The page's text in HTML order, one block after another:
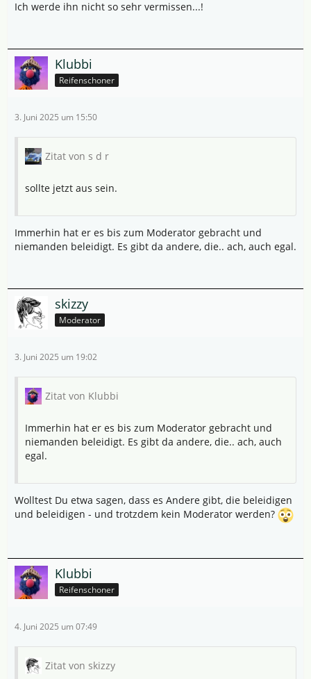
Ich werde ihn nicht so sehr vermissen...!
Klubbi
Reifenschoner
3. Juni 2025 um 15:50
Zitat von s d r
sollte jetzt aus sein.
Immerhin hat er es bis zum Moderator gebracht und
niemanden beleidigt. Es gibt da andere, die.. ach, auch egal.
skizzy
Moderator
3. Juni 2025 um 19:02
Zitat von Klubbi
Immerhin hat er es bis zum Moderator gebracht und
niemanden beleidigt. Es gibt da andere, die.. ach, auch
egal.
Wolltest Du etwa sagen, dass es Andere gibt, die beleidigen
und beleidigen - und trotzdem kein Moderator werden?
Klubbi
Reifenschoner
4. Juni 2025 um 07:49
Zitat von skizzy